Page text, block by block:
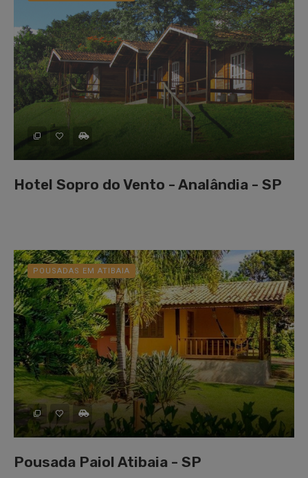
Hotel Sopro do Vento - Analândia - SP
POUSADAS EM ATIBAIA
Pousada Paiol Atibaia - SP